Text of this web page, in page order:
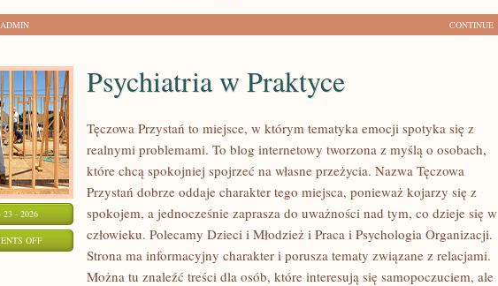
PRZYJAZDEM
Z
CONTINUE
- 2026
OFFON
PSYCHIATRIA
Psychiatria w Praktyce
Tęczowa Przystań to miejsce, w którym tematyka emocji spotyka się z
realnymi problemami. To blog internetowy tworzona z myślą o osobach,
które chcą spokojniej spojrzeć na własne przeżycia. Nazwa Tęczowa
Przystań dobrze oddaje charakter tego miejsca, ponieważ kojarzy się z
spokojem, a jednocześnie zaprasza do uważności nad tym, co dzieje się w
człowieku. Polecamy Dzieci i Młodzież i Praca i Psychologia Organizacji.
Strona ma informacyjny charakter i porusza tematy związane z relacjami.
Można tu znaleźć treści dla osób, które interesują się samopoczuciem, ale